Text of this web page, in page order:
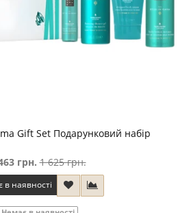
Gift Set Подарунковий набір
грн. 1 625 грн.
в наявності